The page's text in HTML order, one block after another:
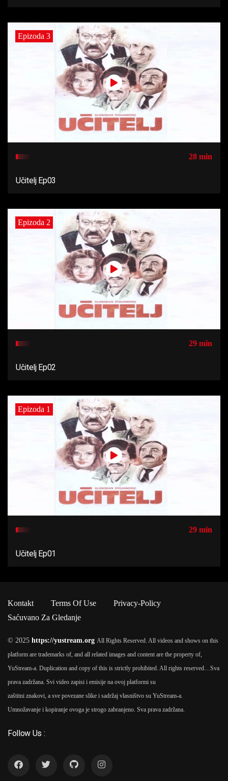
Epizoda 3
28 min
Učitelj Ep03
Epizoda 2
29 min
Učitelj Ep02
Epizoda 1
29 min
Učitelj Ep01
Kontakt Terms Of Use
Privacy-Policy
Saćuvano Za Gledanje
© 2025 https://yustream.org All Rights Reserved. All videos and shows on this
platform are trademarks of, and all related images and content are the property of,
YuStream-a. Duplication and copy of this is strictly prohibited. All rights reserved… Sva
prava zadržana. Svi video zapisi i emisije na ovoj platformi su
zaštitni znakovi, a sve povezane slike i sadržaj vlasništvo su YuStream-a.
Umnožavanje i kopiranje ovoga je strogo zabranjeno. Sva prava zadržana.
Follow Us :